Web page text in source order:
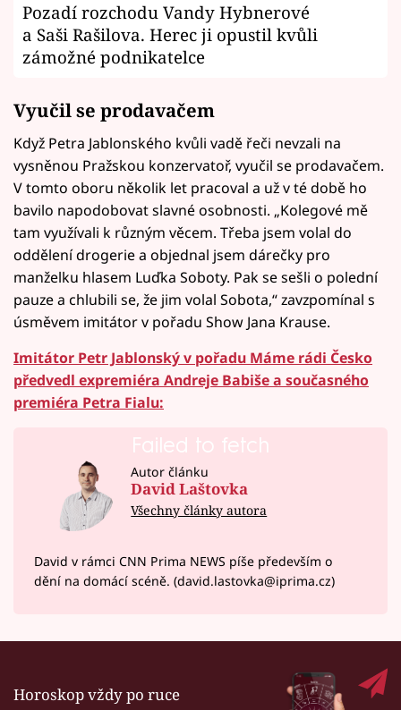
Pozadí rozchodu Vandy Hybnerové
a Saši Rašilova. Herec ji opustil kvůli
zámožné podnikatelce
Vyučil se prodavačem
Když Petra Jablonského kvůli vadě řeči nevzali na
vysněnou Pražskou konzervatoř, vyučil se prodavačem.
V tomto oboru několik let pracoval a už v té době ho
bavilo napodobovat slavné osobnosti. „Kolegové mě
tam využívali k různým věcem. Třeba jsem volal do
oddělení drogerie a objednal jsem dárečky pro
manželku hlasem Luďka Soboty. Pak se sešli o polední
pauze a chlubili se, že jim volal Sobota,“ zavzpomínal s
úsměvem imitátor v pořadu Show Jana Krause.
Imitátor Petr Jablonský v pořadu Máme rádi Česko
předvedl expremiéra Andreje Babiše a současného
premiéra Petra Fialu:
Failed to fetch
Autor článku
David Laštovka
Všechny články autora
David v rámci CNN Prima NEWS píše především o
dění na domácí scéně. (david.lastovka@iprima.cz)
Horoskop vždy po ruce